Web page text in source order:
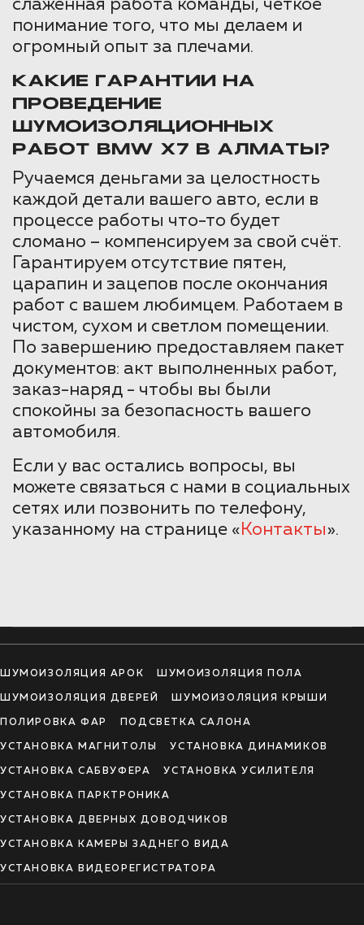
слаженная работа команды, четкое
понимание того, что мы делаем и
огромный опыт за плечами.
КАКИЕ ГАРАНТИИ НА
ПРОВЕДЕНИЕ
ШУМОИЗОЛЯЦИОННЫХ
РАБОТ BMW X7 В АЛМАТЫ?
Ручаемся деньгами за целостность
каждой детали вашего авто, если в
процессе работы что-то будет
сломано – компенсируем за свой счёт.
Гарантируем отсутствие пятен,
царапин и зацепов после окончания
работ с вашем любимцем. Работаем в
чистом, сухом и светлом помещении.
По завершению предоставляем пакет
документов: акт выполненных работ,
заказ-наряд - чтобы вы были
спокойны за безопасность вашего
автомобиля.
Если у вас остались вопросы, вы
можете связаться с нами в социальных
сетях или позвонить по телефону,
указанному на странице «Контакты».
ШУМОИЗОЛЯЦИЯ АРОК ШУМОИЗОЛЯЦИЯ ПОЛА
ШУМОИЗОЛЯЦИЯ ДВЕРЕЙ ШУМОИЗОЛЯЦИЯ КРЫШИ
ПОЛИРОВКА ФАР ПОДСВЕТКА САЛОНА
УСТАНОВКА МАГНИТОЛЫ УСТАНОВКА ДИНАМИКОВ
УСТАНОВКА САБВУФЕРА УСТАНОВКА УСИЛИТЕЛЯ
УСТАНОВКА ПАРКТРОНИКА
УСТАНОВКА ДВЕРНЫХ ДОВОДЧИКОВ
УСТАНОВКА КАМЕРЫ ЗАДНЕГО ВИДА
УСТАНОВКА ВИДЕОРЕГИСТРАТОРА